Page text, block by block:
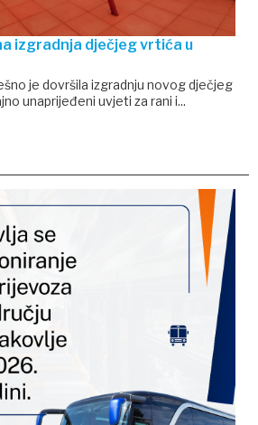
izgradnja dječjeg vrtića u
je dovršila izgradnju novog dječjeg
unaprijeđeni uvjeti za rani i...